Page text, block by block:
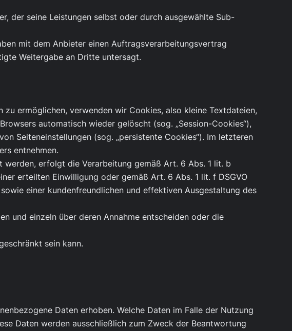
der seine Leistungen selbst oder durch ausgewählte Sub-
mit dem Anbieter einen Auftragsverarbeitungsvertrag
Weitergabe an Dritte untersagt.
ermöglichen, verwenden wir Cookies, also kleine Textdateien,
automatisch wieder gelöscht (sog. „Session-Cookies“),
Seiteneinstellungen (sog. „persistente Cookies“). Im letzteren
entnehmen.
erfolgt die Verarbeitung gemäß Art. 6 Abs. 1 lit. b
erteilten Einwilligung oder gemäß Art. 6 Abs. 1 lit. f DSGVO
einer kundenfreundlichen und effektiven Ausgestaltung des
und einzeln über deren Annahme entscheiden oder die
sein kann.
Daten erhoben. Welche Daten im Falle der Nutzung
Daten werden ausschließlich zum Zweck der Beantwortung